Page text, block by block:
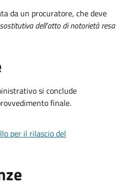
da un procuratore, che deve
dell'atto di notorietà resa
si conclude
finale.
per il rilascio del